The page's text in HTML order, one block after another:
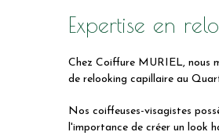
Expertise en
Chez Coiffure MURIEL, nous
de relooking capillaire au
Nos coiffeuses-visagistes
l'importance de créer un look